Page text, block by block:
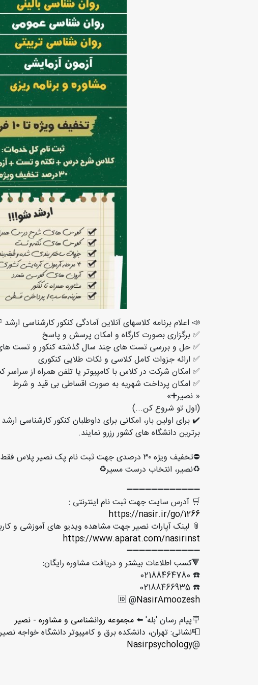
📣 اعلام برنامه کلاسهای آنلاین آمادگی کنکور کارشناسی ارشد ۱۴۰۴ رشته روان شناسی موسسه نصیر
✅ برگزاری بصورت کارگاه و امکان پرسش و پاسخ
✅ حل و بررسی تست های چند سال گذشته کنکور و تست
✅ ارائه جزوات کامل کلاسی و نکات طلایی کنکوری
✅ امکان شرکت در کلاس با کامپیوتر یا تلفن همراه از سراسر
✅ امکان پرداخت شهریه به صورت اقساطی بی قید و شرط
« نصیر➕»
(اول تو شروع کن...)
برترین دانشگاه های کشور رزرو نمایند.
⛔️تخفیف ویژه ۳۰ درصدی جهت ثبت نام پک نصیر پلاس فقط تا دهم فروردین
♻️نصیر، انتخاب درست مسیر♻️
➖➖➖➖➖➖➖➖➖➖➖➖
🛒 آدرس سایت جهت ثبت نام اینترنتی :
https://nasir.ir/go/1266
📎 لینک آپارات نصیر جهت مشاهده ویدیو های آموزشی و
https://www.aparat.com/nasirinst
➖➖➖➖➖➖➖➖➖➖➖➖
🔻کسب اطلاعات بیشتر و دریافت مشاوره رایگان:
☎️ 02188464780
☎️ 02188466935
🆔 @NasirAmoozesh
🪧پیام رسان 'بله' ⬅️
مجموعه روانشناسی و مشاوره - نصیر
📮نشانی: تهران، دانشکده برق و کامپیوتر دانشگاه خواجه
@
Nasirpsychology